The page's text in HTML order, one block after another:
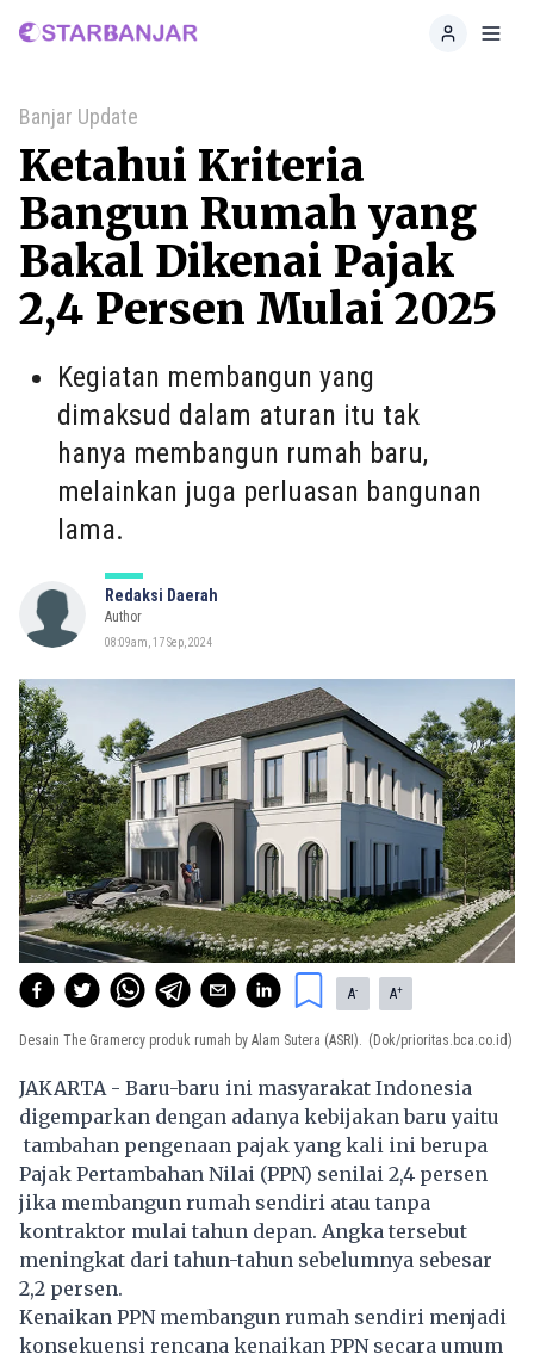
Home
Banjar Update
Ketahui Kriteria
Bangun Rumah yang
Bakal Dikenai Pajak
2,4 Persen Mulai 2025
Kegiatan membangun yang
dimaksud dalam aturan itu tak
hanya membangun rumah baru,
melainkan juga perluasan bangunan
lama.
Redaksi Daerah
Author
08:09am, 17 Sep, 2024
A- A+
Desain The Gramercy produk rumah by Alam Sutera (ASRI). (Dok/prioritas.bca.co.id)
JAKARTA - Baru-baru ini masyarakat Indonesia
digemparkan dengan adanya kebijakan baru yaitu
tambahan pengenaan pajak yang kali ini berupa
Pajak Pertambahan Nilai (PPN) senilai 2,4 persen
jika membangun rumah sendiri atau tanpa
kontraktor mulai tahun depan. Angka tersebut
meningkat dari tahun-tahun sebelumnya sebesar
2,2 persen.
Kenaikan PPN membangun rumah sendiri menjadi
konsekuensi rencana kenaikan PPN secara umum